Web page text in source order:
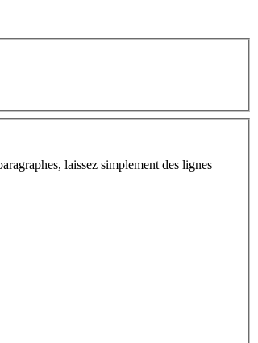
laissez simplement des lignes